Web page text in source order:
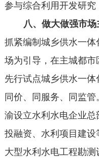
参与综合利用开发研究
八、做大做强市场
抓紧编制城乡供水一
场为引导，在主城都
先行试点城乡供水一体
同价、同服务、同监
渝设立水利水电企业总
投融资、水利项目建
大型水利水电工程勘